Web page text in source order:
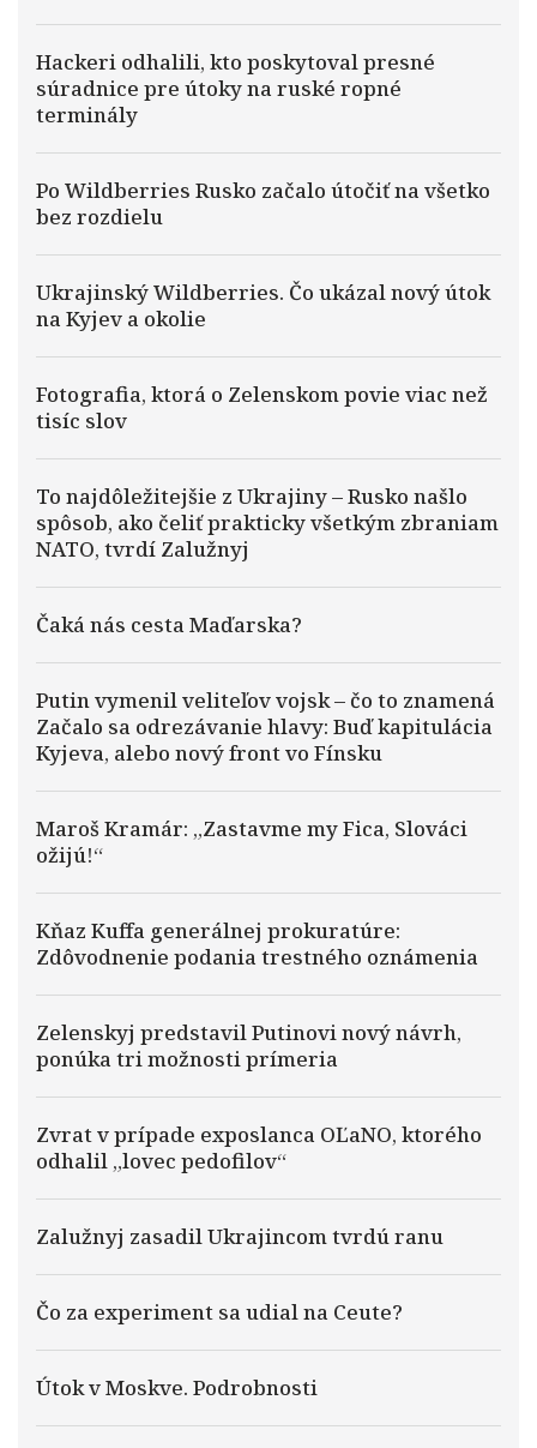
Hackeri odhalili, kto poskytoval presné
súradnice pre útoky na ruské ropné
terminály
Po Wildberries Rusko začalo útočiť na všetko
bez rozdielu
Ukrajinský Wildberries. Čo ukázal nový útok
na Kyjev a okolie
Fotografia, ktorá o Zelenskom povie viac než
tisíc slov
To najdôležitejšie z Ukrajiny – Rusko našlo
spôsob, ako čeliť prakticky všetkým zbraniam
NATO, tvrdí Zalužnyj
Čaká nás cesta Maďarska?
Putin vymenil veliteľov vojsk – čo to znamená
Začalo sa odrezávanie hlavy: Buď kapitulácia
Kyjeva, alebo nový front vo Fínsku
Maroš Kramár: „Zastavme my Fica, Slováci
ožijú!“
Kňaz Kuffa generálnej prokuratúre:
Zdôvodnenie podania trestného oznámenia
Zelenskyj predstavil Putinovi nový návrh,
ponúka tri možnosti prímeria
Zvrat v prípade exposlanca OĽaNO, ktorého
odhalil „lovec pedofilov“
Zalužnyj zasadil Ukrajincom tvrdú ranu
Čo za experiment sa udial na Ceute?
Útok v Moskve. Podrobnosti